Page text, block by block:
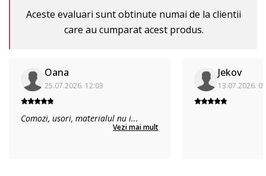
Aceste evaluari sunt obtinute numai de la clientii
care au cumparat acest produs.
Oana
25.07.2026. 12:03
Comozi, usori, materialul nu i...
Vezi mai mult
Jekov
13.07.2026.